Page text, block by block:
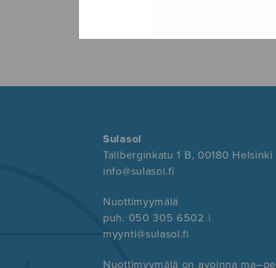
Sulasol
Tallberginkatu 1 B, 00180 Helsinki
info@sulasol.fi
Nuottimyymälä
puh. 050 305 6502 |
myynti@sulasol.fi
Nuottimyymälä on avoinna ma–pe